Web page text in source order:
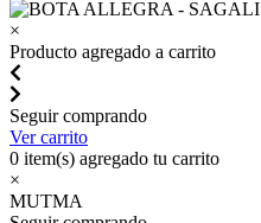
×
Producto agregado a carrito
Seguir comprando
Ver carrito
0 item(s) agregado tu carrito
×
MUTMA